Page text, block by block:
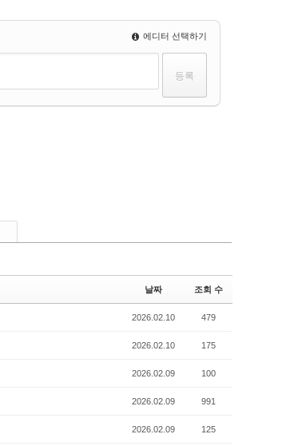
에디터 선택하기
날짜 조회 수
2026.02.10 479
2026.02.10 175
2026.02.09 100
2026.02.09 991
2026.02.09 125